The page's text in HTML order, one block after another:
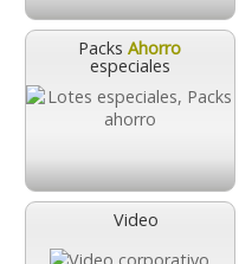
Packs Ahorro
especiales
Video
desde:2,07 €
2,50 con Iva